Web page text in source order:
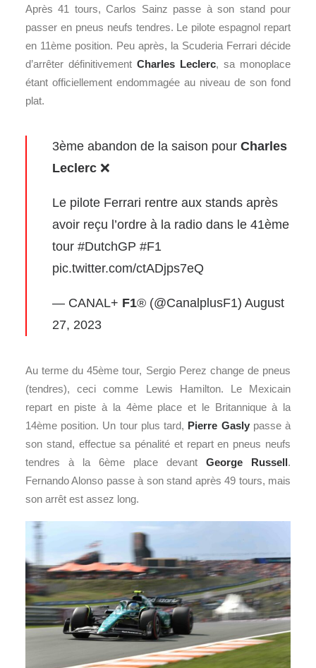
Après 41 tours, Carlos Sainz passe à son stand pour
passer en pneus neufs tendres. Le pilote espagnol repart
en 11ème position. Peu après, la Scuderia Ferrari décide
d’arrêter définitivement Charles Leclerc, sa monoplace
étant officiellement endommagée au niveau de son fond
plat.
3ème abandon de la saison pour Charles
Leclerc ❌
Le pilote Ferrari rentre aux stands après
avoir reçu l’ordre à la radio dans le 41ème
tour #DutchGP #F1
pic.twitter.com/ctADjps7eQ
— CANAL+ F1® (@CanalplusF1) August
27, 2023
Au terme du 45ème tour, Sergio Perez change de pneus
(tendres), ceci comme Lewis Hamilton. Le Mexicain
repart en piste à la 4ème place et le Britannique à la
14ème position. Un tour plus tard, Pierre Gaslypasse à
son stand, effectue sa pénalité et repart en pneus neufs
tendres à la 6ème place devant George Russell.
Fernando Alonso passe à son stand après 49 tours, mais
son arrêt est assez long.